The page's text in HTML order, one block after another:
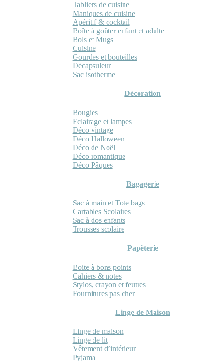
Tabliers de cuisine
Maniques de cuisine
Apéritif & cocktail
Boîte à goûter enfant et adulte
Bols et Mugs
Cuisine
Gourdes et bouteilles
Décapsuleur
Sac isotherme
Décoration
Bougies
Eclairage et lampes
Déco vintage
Déco Halloween
Déco de Noël
Déco romantique
Déco Pâques
Bagagerie
Sac à main et Tote bags
Cartables Scolaires
Sac à dos enfants
Trousses scolaire
Papèterie
Boite à bons points
Cahiers & notes
Stylos, crayon et feutres
Fournitures pas cher
Linge de Maison
Linge de maison
Linge de lit
Vêtement d’intérieur
Pyjama